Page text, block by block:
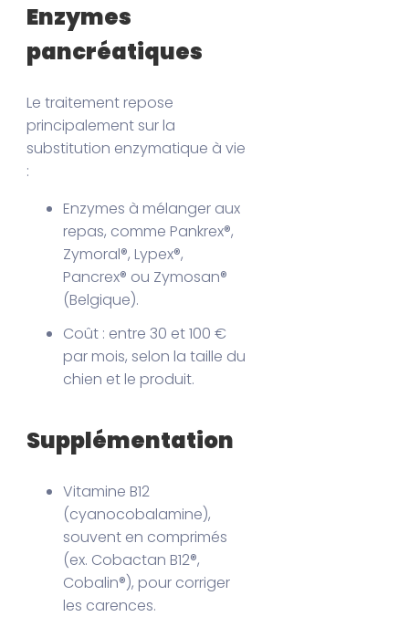
Enzymes
pancréatiques
Le traitement repose
principalement sur la
substitution enzymatique à vie
:
Enzymes à mélanger aux
repas, comme Pankrex®,
Zymoral®, Lypex®,
Pancrex® ou Zymosan®
(Belgique).
Coût : entre 30 et 100 €
par mois, selon la taille du
chien et le produit.
Supplémentation
Vitamine B12
(cyanocobalamine),
souvent en comprimés
(ex. Cobactan B12®,
Cobalin®), pour corriger
les carences.